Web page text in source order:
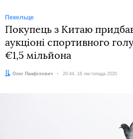
Пекельце
Покупець з Китаю
аукціоні спортивного
€1,5 мільйона
Автор:
Олег Панфілович Дата:
20:44, 16 листопада 2020